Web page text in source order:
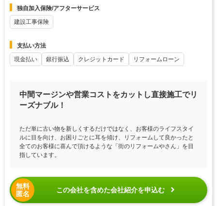
独自加入保険/アフターサービス
建設工事保険
支払い方法
現金払い
銀行振込 クレジットカード リフォームローン
中間マージンや営業コストをカットし直接施工でリ
ーズナブル！
ただ単に古い物を新しくするだけではなく、お客様のライフスタイ
ルに目を向け、お困りごとに耳を傾け、リフォームして良かったと
全てのお客様に喜んで頂けるような「街のリフォームやさん」を目
指しています。
無料
匿名
この会社を含めた会社紹介を申込む